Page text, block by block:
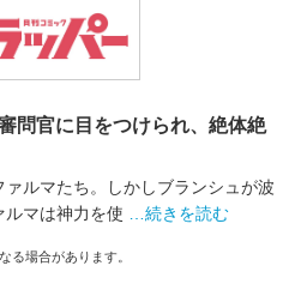
問官に目をつけられ、絶体絶
ルマたち。しかしブランシュが波
ルマは神力を使
…続きを読む
る場合があります。